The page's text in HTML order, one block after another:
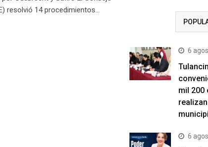
resolvió 14 procedimientos…
6
mil 200
6